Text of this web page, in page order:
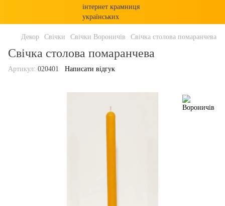
Декор Свічки Свічки Вороничів Свічка столова помаранчева
Свічка столова помаранчева
Артикул: 020401 Написати відгук